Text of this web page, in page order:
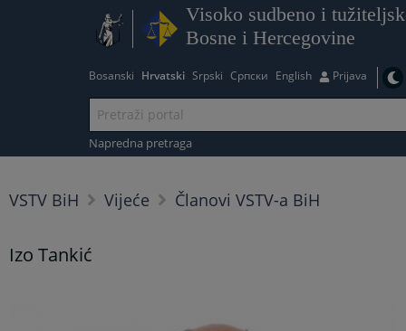
Visoko sudbeno i
Bosne i Hercegovine
Bosanski Hrvatski Srpski Српски English Prijava
Napredna pretraga
VSTV BiH Vijeće Članovi VSTV-a BiH
Izo Tankić